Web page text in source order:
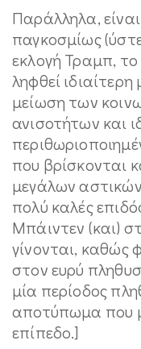
Παράλληλα,
παγκοσμίως
εκλογή Τραμπ, το
ληφθεί
μείωση των
ανισοτήτων και
που βρίσκονται
μεγάλων
πολύ καλές
Μπάιντεν (και)
γίνονται, καθώς
στον ευρύ
μία περίοδος
αποτύπωμα που
επίπεδο.]